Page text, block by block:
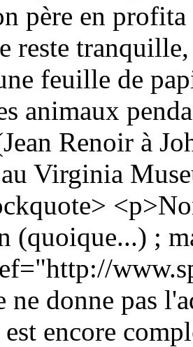
père en
reste
feuille de
animaux
Renoir à
au Virginia
(quoique...) ;
ne donne pas
encore